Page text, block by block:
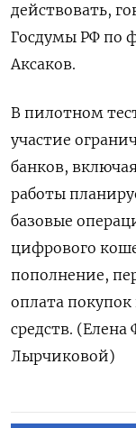
действовать,
Госдумы РФ по
Аксаков.
В пилотном
участие
банков,
работы
базовые
цифрового
пополнение,
оплата покупок
средств. (Елена
Лырчиковой)